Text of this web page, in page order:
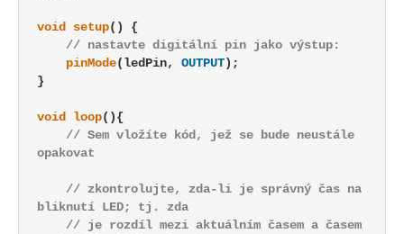
void setup() {
// nastavte digitální pin jako výstup:
pinMode(ledPin, OUTPUT );
}
void loop(){
// Sem vložíte kód, jež se bude neustále
opakovat
// zkontrolujte, zda-li je správný čas na
bliknutí LED; tj. zda
// je rozdíl mezi aktuálním časem a časem